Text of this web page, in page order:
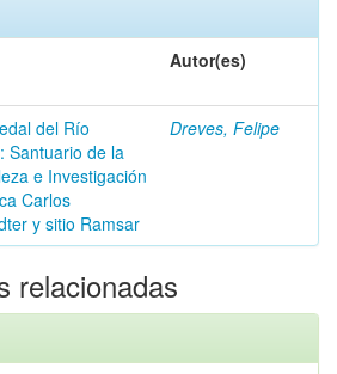
Autor(es)
del Río
Santuario de la
e Investigación
Carlos
y sitio Ramsar
Dreves, Felipe
relacionadas